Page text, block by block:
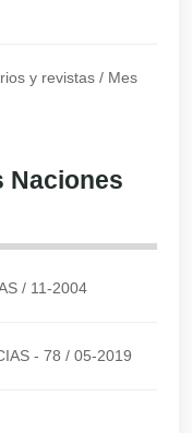
y revistas / Mes
Naciones
/ 11-2004
- 78 / 05-2019